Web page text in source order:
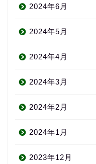
2024年6月
2024年5月
2024年4月
2024年3月
2024年2月
2024年1月
2023年12月